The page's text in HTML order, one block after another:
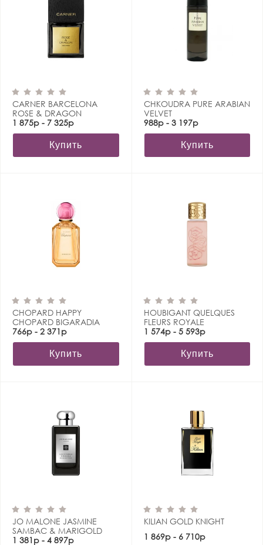
CARNER BARCELONA
ROSE & DRAGON
1 875р - 7 325р
Купить
CHKOUDRA PURE ARABIAN
VELVET
988р - 3 197р
Купить
CHOPARD HAPPY
CHOPARD BIGARADIA
766р - 2 371р
Купить
HOUBIGANT QUELQUES
FLEURS ROYALE
1 574р - 5 593р
Купить
JO MALONE JASMINE
SAMBAC & MARIGOLD
1 381р - 4 897р
KILIAN GOLD KNIGHT
1 869р - 6 710р